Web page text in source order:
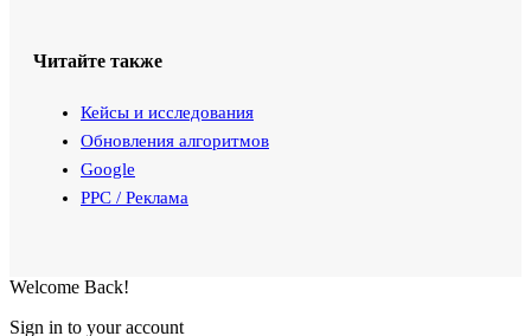
Читайте также
Кейсы и исследования
Обновления алгоритмов
Google
PPC / Реклама
Welcome Back!
Sign in to your account